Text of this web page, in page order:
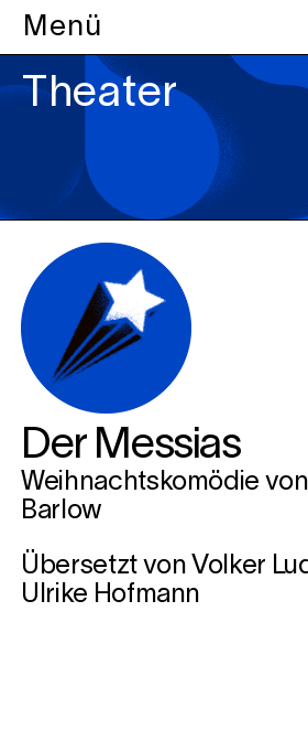
Menü
Theater
Der Messias
Weihnachtskomödie
Barlow
Übersetzt von Volker
Ulrike Hofmann